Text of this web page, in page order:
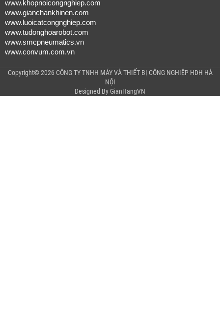
www.khopnoicongnghiep.com
www.gianchankhinen.com
www.luoicatcongnghiep.com
www.tudonghoarobot.com
www.smcpneumatics.vn
www.convum.com.vn
Copyright© 2026 CÔNG TY TNHH MÁY VÀ THIẾT BỊ CÔNG NGHIỆP HDH HÀ
NỘI
Designed By GianHangVN